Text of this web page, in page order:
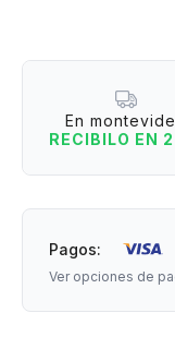
Material: silicona -
En
RECIBILO EN
Pagos:
Ver opciones de